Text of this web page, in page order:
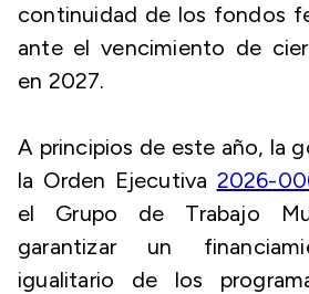
continuidad de los fondos
ante el vencimiento de
en 2027.
A principios de este año, la
la Orden Ejecutiva 2026-
el Grupo de Trabajo
garantizar un
igualitario de los